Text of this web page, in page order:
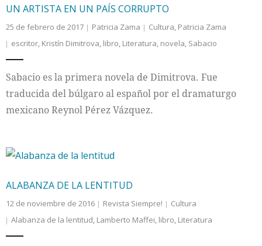
UN ARTISTA EN UN PAÍS CORRUPTO
25 de febrero de 2017 Patricia Zama Cultura Patricia Zama
escritor Kristín Dimitrova libro Literatura novela Sabacio
Sabacio es la primera novela de Dimitrova. Fue
traducida del búlgaro al español por el dramaturgo
mexicano Reynol Pérez Vázquez.
ALABANZA DE LA LENTITUD
12 de noviembre de 2016 Revista Siempre!
Cultura
Alabanza de la lentitud Lamberto Maffei libro Literatura